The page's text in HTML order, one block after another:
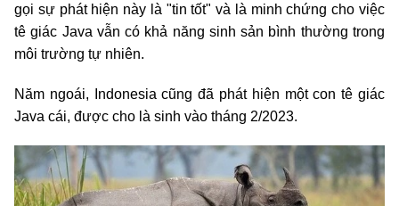
gọi sự phát hiện này là "tin tốt" và là minh chứng cho việc
tê giác Java vẫn có khả năng sinh sản bình thường trong
môi trường tự nhiên.
Năm ngoái, Indonesia cũng đã phát hiện một con tê giác
Java cái, được cho là sinh vào tháng 2/2023.